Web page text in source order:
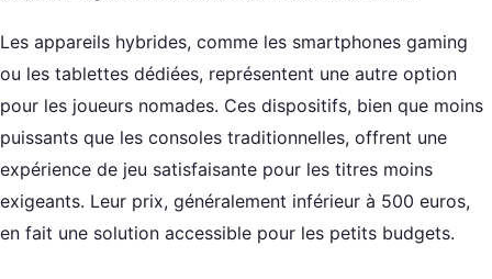
Les appareils hybrides, comme les smartphones gaming
ou les tablettes dédiées, représentent une autre option
pour les joueurs nomades. Ces dispositifs, bien que moins
puissants que les consoles traditionnelles, offrent une
expérience de jeu satisfaisante pour les titres moins
exigeants. Leur prix, généralement inférieur à 500 euros,
en fait une solution accessible pour les petits budgets.